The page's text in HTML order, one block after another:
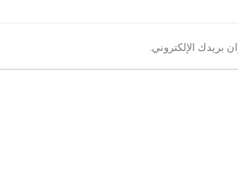
بريدك الإلكتروني.